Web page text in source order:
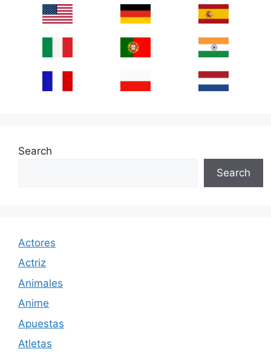
Search
Search
Actores
Actriz
Animales
Anime
Apuestas
Atletas